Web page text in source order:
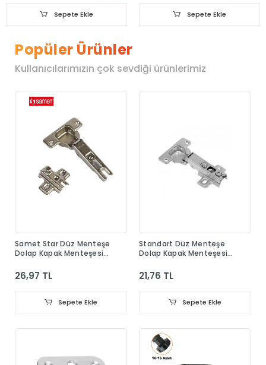
Sepete Ekle Sepete Ekle
Popüler Ürünler
Kullanıcılarımızın çok sevdiği ürünlerimiz
Samet Star Düz Menteşe
Dolap Kapak Menteşesi
26,97 TL
Sepete Ekle
Standart Düz Menteşe
Dolap Kapak Menteşesi
21,76 TL
Sepete Ekle